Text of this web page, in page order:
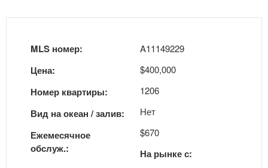
MLS номер:
Цена:
Номер квартиры:
Вид на океан / залив:
Ежемесячное
обслуж.:
A11149229
$400,000
1206
Нет
$670
На рынке с: